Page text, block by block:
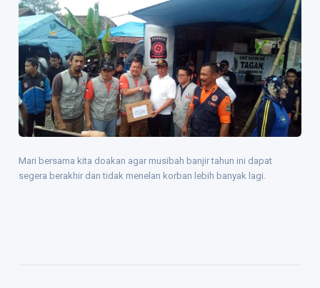
Mari bersama kita doakan agar musibah banjir tahun ini dapat
segera berakhir dan tidak menelan korban lebih banyak lagi.